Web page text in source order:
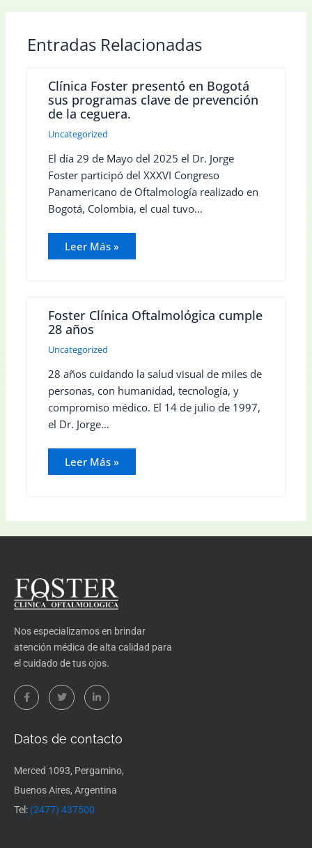
Entradas Relacionadas
Clínica Foster presentó en Bogotá
sus programas clave de prevención
de la ceguera.
Uncategorized
El día 29 de Mayo del 2025 el Dr. Jorge
Foster participó del XXXVI Congreso
Panamericano de Oftalmología realizado en
Bogotá, Colombia, el cual tuvo…
Leer Más »
Foster Clínica Oftalmológica cumple
28 años
Uncategorized
28 años cuidando la salud visual de miles de
personas, con humanidad, tecnología, y
compromiso médico. El 14 de julio de 1997,
el Dr. Jorge…
Leer Más »
Nos especializamos en brindar
atención médica de alta calidad para
el cuidado de tus ojos.
F
a
c
o
o
-
f
T
w
i
e
r
L
i
n
d
i
-
i
n
Datos de contacto
Merced 1093, Pergamino,
Buenos Aires, Argentina
Tel: (2477) 437500